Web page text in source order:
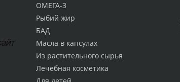
ОМЕГА-3
Рыбий жир
БАД
Масла в капсулах
Из растительного сырья
Лечебная косметика